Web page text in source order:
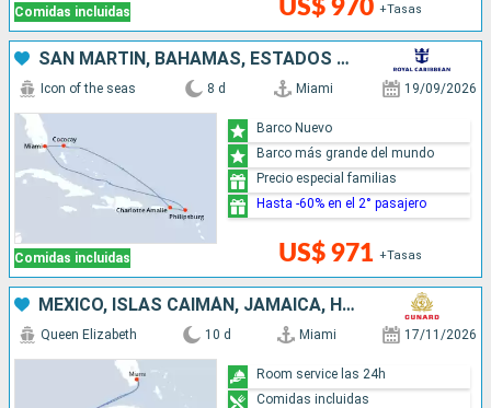
Comidas incluidas US$ 970 +Tasas
SAN MARTÍN, BAHAMAS, ESTADOS UNIDOS
Comidas incluidas
Icon of the seas 8 d Miami 19/09/2026
US$ 971 +Tasas
Barco Nuevo
Barco más grande del mundo
Precio especial familias
Hasta -60% en el 2° pasajero
MÉXICO, ISLAS CAIMÁN, JAMAICA, HONDURAS, ESTADOS UNIDOS
Queen Elizabeth 10 d Miami 17/11/2026
Room service las 24h
Comidas incluidas